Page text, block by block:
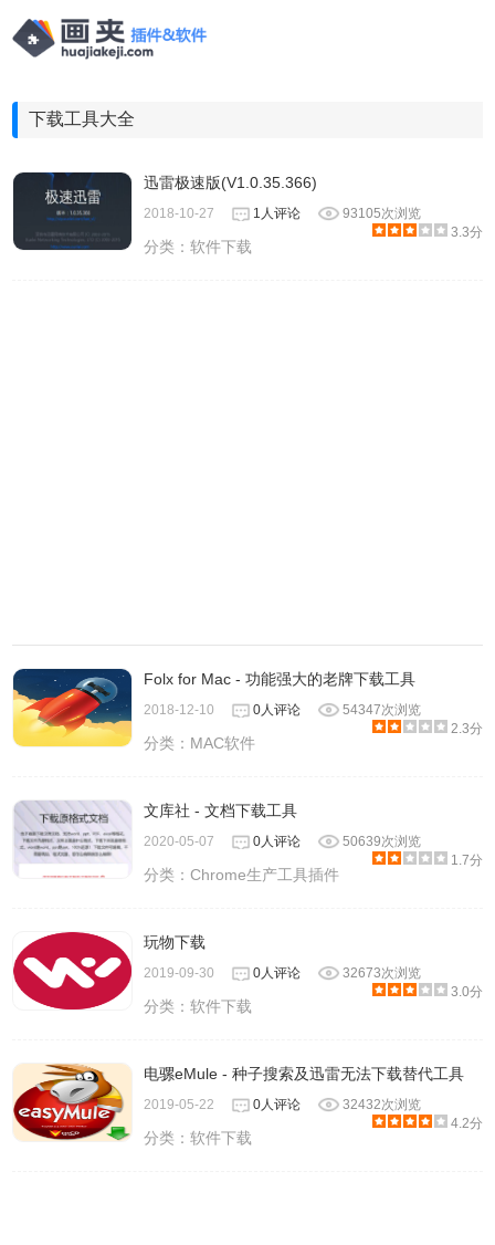
下载工具大全
迅雷极速版(V1.0.35.366)
2018-10-27 1人评论
93105次浏览
3.3分
分类：软件下载
Folx for Mac - 功能强大的老牌下载工具
2018-12-10 0人评论
54347次浏览
2.3分
分类： MAC软件
文库社 - 文档下载工具
2020-05-07 0人评论
50639次浏览
1.7分
分类：Chrome生产工具插件
玩物下载
2019-09-30 0人评论
32673次浏览
3.0分
分类：软件下载
电骡eMule - 种子搜索及迅雷无法下载替代工具
2019-05-22 0人评论
32432次浏览
4.2分
分类：软件下载